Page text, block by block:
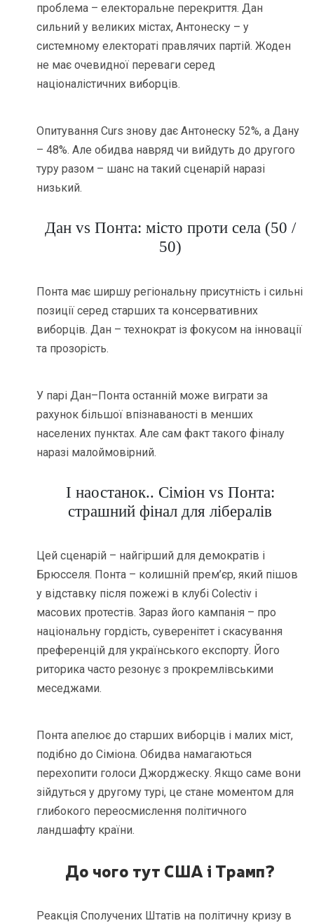
проблема – електоральне перекриття. Дан
сильний у великих містах, Антонеску – у
системному електораті правлячих партій. Жоден
не має очевидної переваги серед
націоналістичних виборців.
Опитування Curs знову дає Антонеску 52%, а Дану
– 48%. Але обидва навряд чи вийдуть до другого
туру разом – шанс на такий сценарій наразі
низький.
Дан vs Понта: місто проти села (50 /
50)
Понта має ширшу регіональну присутність і сильні
позиції серед старших та консервативних
виборців. Дан – технократ із фокусом на інновації
та прозорість.
У парі Дан–Понта останній може виграти за
рахунок більшої впізнаваності в менших
населених пунктах. Але сам факт такого фіналу
наразі малоймовірний.
І наостанок.. Сіміон vs Понта:
страшний фінал для лібералів
Цей сценарій – найгірший для демократів і
Брюсселя. Понта – колишній прем’єр, який пішов
у відставку після пожежі в клубі Colectiv і
масових протестів. Зараз його кампанія – про
національну гордість, суверенітет і скасування
преференцій для українського експорту. Його
риторика часто резонує з прокремлівськими
меседжами.
Понта апелює до старших виборців і малих міст,
подібно до Сіміона. Обидва намагаються
перехопити голоси Джорджеску. Якщо саме вони
зійдуться у другому турі, це стане моментом для
глибокого переосмислення політичного
ландшафту країни.
До чого тут США і Трамп?
Реакція Сполучених Штатів на політичну кризу в